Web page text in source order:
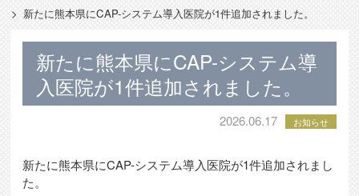
新たに熊本県にCAP-システム導入医院が1件追加されました。
新たに熊本県にCAP-システム導
入医院が1件追加されました。
2026.06.17 お知らせ
新たに熊本県にCAP-システム導入医院が1件追加されまし
た。